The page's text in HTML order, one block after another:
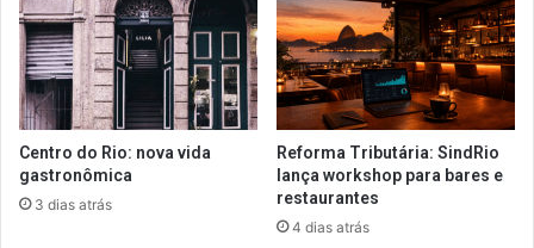
Centro do Rio: nova vida
gastronômica
3 dias atrás
Reforma Tributária: SindRio
lança workshop para bares e
restaurantes
4 dias atrás